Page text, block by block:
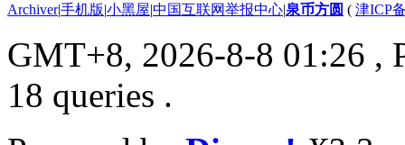
Archiver|手机版|小黑屋|中国互联网举报中心|泉币方圆 ( 津ICP
GMT+8, 2026-8-8 01:26 ,
18 queries .